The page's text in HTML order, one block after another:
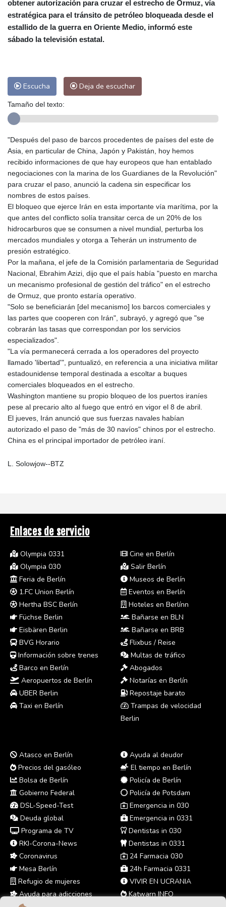
Las Palmas de Gran Canaria
27 °C
Ibiza
Buenos Aires
11 °C
Caracas
27 °C
obtener autorización para cruzar el estrecho de Ormuz, vía
estratégica para el tránsito de petróleo bloqueada desde el
estallido de la guerra en Oriente Medio, informó este
sábado la televisión estatal.
Escucha Deja de escuchar
Tamaño del texto:
"Después del paso de barcos procedentes de países del este de
Asia, en particular de China, Japón y Pakistán, hoy hemos
recibido informaciones de que hay europeos que han entablado
negociaciones con la marina de los Guardianes de la Revolución"
para cruzar el paso, anunció la cadena sin especificar los
nombres de estos países.
El bloqueo que ejerce Irán en esta importante vía marítima, por la
que antes del conflicto solía transitar cerca de un 20% de los
hidrocarburos que se consumen a nivel mundial, perturba los
mercados mundiales y otorga a Teherán un instrumento de
presión estratégico.
Por la mañana, el jefe de la Comisión parlamentaria de Seguridad
Nacional, Ebrahim Azizi, dijo que el país había "puesto en marcha
un mecanismo profesional de gestión del tráfico" en el estrecho
de Ormuz, que pronto estaría operativo.
"Solo se beneficiarán [del mecanismo] los barcos comerciales y
las partes que cooperen con Irán", subrayó, y agregó que "se
cobrarán las tasas que correspondan por los servicios
especializados".
"La vía permanecerá cerrada a los operadores del proyecto
llamado 'libertad'", puntualizó, en referencia a una iniciativa militar
estadounidense temporal destinada a escoltar a buques
comerciales bloqueados en el estrecho.
Washington mantiene su propio bloqueo de los puertos iraníes
pese al precario alto al fuego que entró en vigor el 8 de abril.
El jueves, Irán anunció que sus fuerzas navales habían
autorizado el paso de "más de 30 navíos" chinos por el estrecho.
China es el principal importador de petróleo iraní.
L. Solowjow--BTZ
Enlaces de servicio
Olympia 0331
Olympia 030
Feria de Berlín
1.FC Union Berlín
Hertha BSC Berlín
Füchse Berlin
Eisbären Berlin
BVG Horario
Información sobre trenes
Barco en Berlín
Aeropuertos de Berlín
UBER Berlin
Taxi en Berlín
Cine en Berlín
Salir Berlín
Museos de Berlín
Eventos en Berlín
Hoteles en Berlínn
Bañarse en BLN
Bañarse en BRB
Flixbus / Reise
Multas de tráfico
Abogados
Notarías en Berlín
Repostaje barato
Trampas de velocidad
Berlin
Atasco en Berlín
Precios del gasóleo
Bolsa de Berlín
Gobierno Federal
DSL-Speed-Test
Deuda global
Programa de TV
RKI-Corona-News
Coronavirus
Mesa Berlín
Refugio de mujeres
Ayuda para adicciones
Ayuda al deudor
El tiempo en Berlín
Policía de Berlín
Policía de Potsdam
Emergencia in 030
Emergencia in 0331
Dentistas in 030
Dentistas in 0331
24 Farmacia 030
24h Farmacia 0331
VIVIR EN UCRANIA
Katwarn INFO